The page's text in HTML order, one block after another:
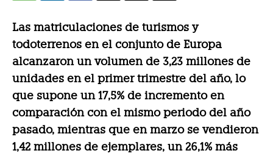
Las matriculaciones de turismos y
todoterrenos en el conjunto de Europa
alcanzaron un volumen de 3,23 millones de
unidades en el primer trimestre del año, lo
que supone un 17,5% de incremento en
comparación con el mismo periodo del año
pasado, mientras que en marzo se vendieron
1,42 millones de ejemplares, un 26,1% más